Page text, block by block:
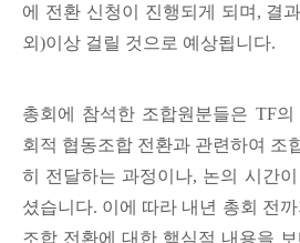
에 전환 신청이 진행되게 되며, 결
외)이상 걸릴 것으로 예상됩니다.
총회에 참석한 조합원분들은 TF
회적 협동조합 전환과 관련하여 조
히 전달하는 과정이나, 논의 시간
셨습니다. 이에 따라 내년 총회 전
조합 전환에 대한 핵심적 내용을